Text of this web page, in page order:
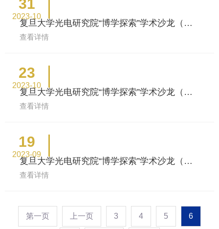
31
2023-10
复旦大学光电研究院“博学探索”学术沙龙（第
20场）
查看详情
23
2023-10
复旦大学光电研究院“博学探索”学术沙龙（第
19场）
查看详情
19
2023-09
复旦大学光电研究院“博学探索”学术沙龙（第
18场）
查看详情
第一页 上一页 3 4 5 6